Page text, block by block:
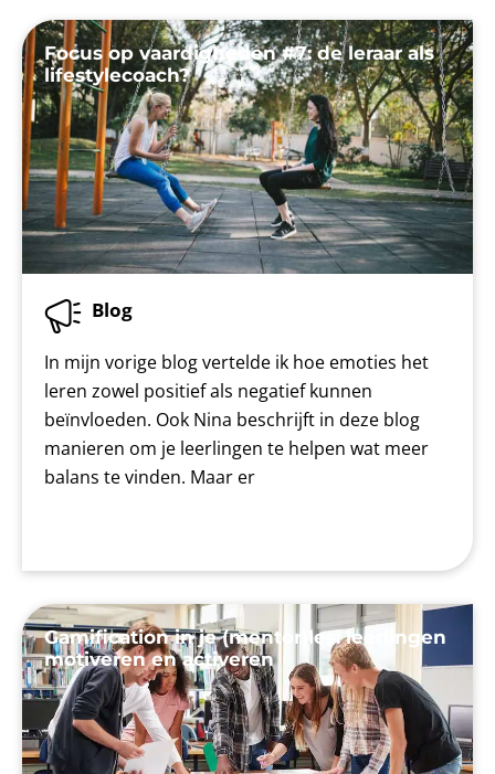
Focus op vaardigheden #7: de leraar als
lifestylecoach?
Blog
In mijn vorige blog vertelde ik hoe emoties het
leren zowel positief als negatief kunnen
beïnvloeden. Ook Nina beschrijft in deze blog
manieren om je leerlingen te helpen wat meer
balans te vinden. Maar er
Gamification in je (mentor)les: leerlingen
motiveren en activeren